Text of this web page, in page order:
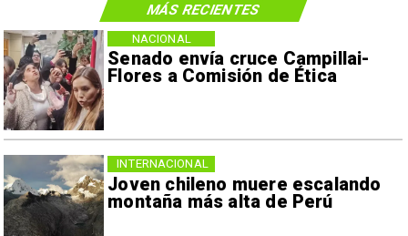
Senado envía cruce Campillai-
Flores a Comisión de Ética
NACIONAL
Joven chileno muere escalando
montaña más alta de Perú
INTERNACIONAL
MÁS RECIENTES